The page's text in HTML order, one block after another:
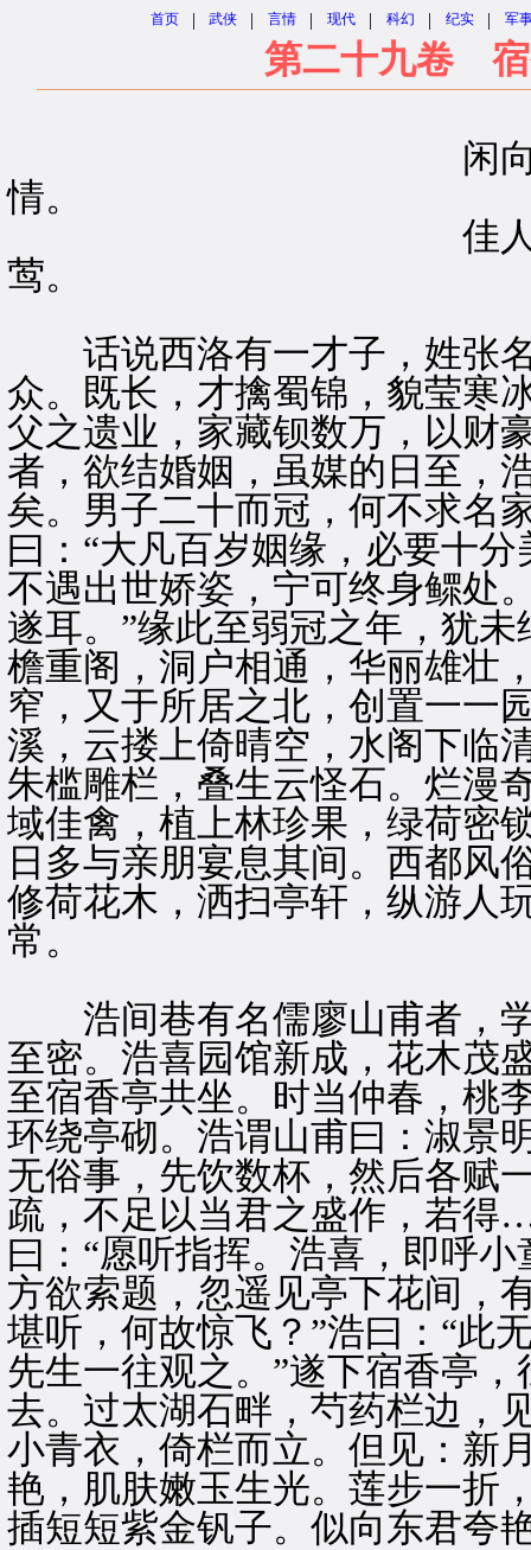
首页 | 武侠 | 言情 | 现代 | 科幻 | 纪实 | 军
第二十九卷 宿
闲向书斋阐古今
情。
佳人才子多奇遇
莺。
话说西洛有一才子，姓张名
众。既长，才擒蜀锦，貌莹寒
父之遗业，家藏钡数万，以财
者，欲结婚姻，虽媒的日至，
矣。男子二十而冠，何不求名
曰：“大凡百岁姻缘，必要十
不遇出世娇姿，宁可终身鳏处
遂耳。”缘此至弱冠之年，犹
檐重阁，洞户相通，华丽雄壮
窄，又于所居之北，创置一一
溪，云搂上倚晴空，水阁下临
朱槛雕栏，叠生云怪石。烂漫
域佳禽，植上林珍果，绿荷密
日多与亲朋宴息其间。西都风
修荷花木，洒扫亭轩，纵游人
常。
浩间巷有名儒廖山甫者，学
至密。浩喜园馆新成，花木茂
至宿香亭共坐。时当仲春，桃
环绕亭砌。浩谓山甫曰：淑景
无俗事，先饮数杯，然后各赋
疏，不足以当君之盛作，若得
曰：“愿听指挥。浩喜，即呼
方欲索题，忽遥见亭下花间，
堪听，何故惊飞？”浩曰：“此
先生一往观之。”遂下宿香亭
去。过太湖石畔，芍药栏边，
小青衣，倚栏而立。但见：新
艳，肌肤嫩玉生光。莲步一折
插短短紫金钒子。似向东君夸